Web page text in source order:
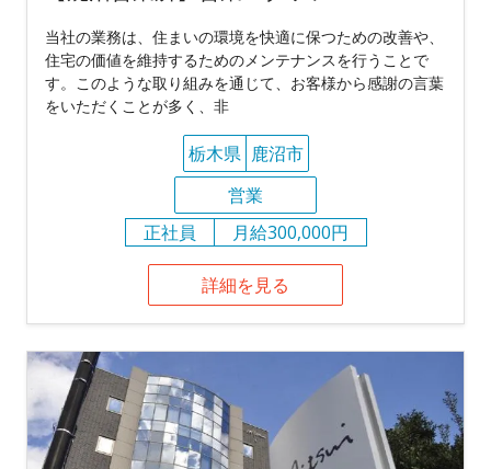
当社の業務は、住まいの環境を快適に保つための改善や、
住宅の価値を維持するためのメンテナンスを行うことで
す。このような取り組みを通じて、お客様から感謝の言葉
をいただくことが多く、非
栃木県 鹿沼市
営業
正社員
月給300,000円
詳細を見る